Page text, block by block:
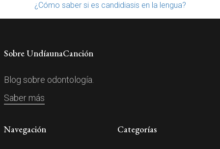
¿Cómo saber si es candidiasis en la lengua?
Sobre UndíaunaCanción
Blog sobre odontología.
Saber más
Navegación Categorías